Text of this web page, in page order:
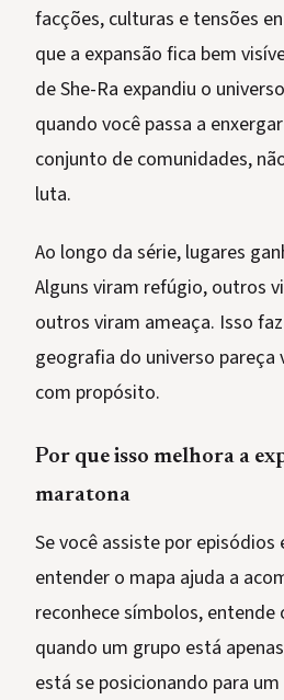
facções, culturas e tensões
que a expansão fica bem
de She-Ra expandiu o
quando você passa a
conjunto de comunidades,
luta.
Ao longo da série, lugares
Alguns viram refúgio, outros
outros viram ameaça. Isso
geografia do universo pareça
com propósito.
Por que isso melhora a
maratona
Se você assiste por episódios
entender o mapa ajuda a
reconhece símbolos, entende
quando um grupo está
está se posicionando para